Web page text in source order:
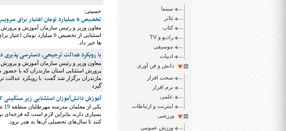
سینما
تئاتر
کتاب
رادیو و TV
موسیقی
ادبیات
دانش و فن آوری
سخت افزار
نرم افزار
علمی
اینترنت و ارتباطات
ورزشی
ورزش عمومی
حسینی:
تخصیص 6 میلیارد تومان اعتبار برای سرویس ایاب و ذهاب دانش آموزان استثنایی
معاون وزیر و رئیس سازمان آموزش و
استثنایی از تخصیص 6
ها خبر داد.
با رویکرد عدالت ترجیحی، دسترسی پذیری
معاون وزیر و رئیس سازمان آموزش و پرورش
پرورش استثنایی استان مازندران که با
مازندران برگزار شد گفت: با رویکرد عدالت
گیرد
آموزش دانش‌آموزان استثنایی زیر سنگینی
بسیاری دارند بنابراین لازم است که فرجه‌ای
کنند تا سال‌های تحصیلی آن‌ها به هدر نرود.